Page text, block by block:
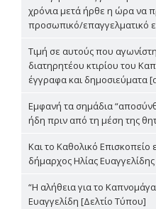
χρόνια μετά ήρθε η ώρα να
προσωπικό/επαγγελματικό
Τιμή σε αυτούς που
διατηρητέου κτιρίου του
έγγραφα και δημοσιεύματα
Εμφανή τα σημάδια
ήδη πριν από τη μέση της
Και το Καθολικό Επισκοπείο
δήμαρχος Ηλίας
“Η αλήθεια για το
Ευαγγελίδη [Δελτίο Τύπου]